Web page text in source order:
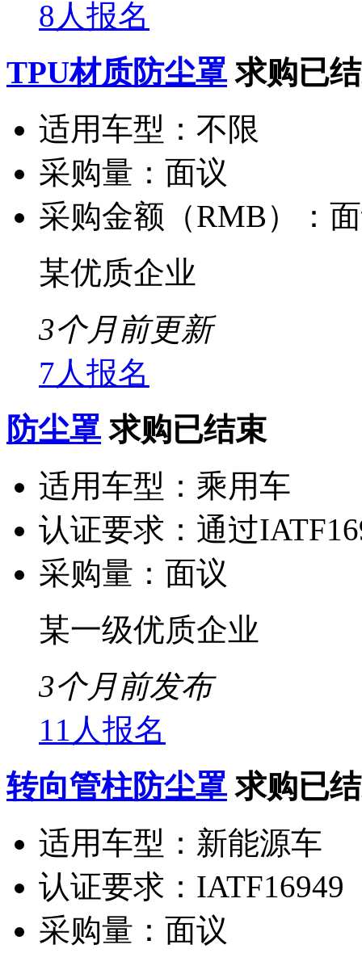
8人报名
TPU材质防尘罩 求购已
适用车型： 不限
采购量： 面议
采购金额（RMB）：
某优质企业
3个月前更新
7人报名
防尘罩 求购已结束
适用车型： 乘用车
认证要求： 通过
采购量： 面议
某一级优质企业
3个月前发布
11人报名
转向管柱防尘罩 求购已
适用车型： 新能源车
认证要求： IATF16949
采购量： 面议